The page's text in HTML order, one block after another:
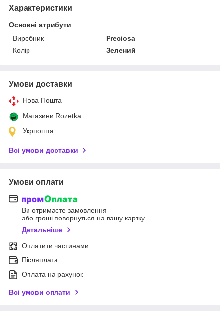
Характеристики
Основні атрибути
Виробник
Preciosa
Колір
Зелений
Умови доставки
Нова Пошта
Магазини Rozetka
Укрпошта
Всі умови доставки
Умови оплати
Ви отримаєте замовлення
або гроші повернуться на вашу картку
Детальніше
Оплатити частинами
Післяплата
Оплата на рахунок
Всі умови оплати